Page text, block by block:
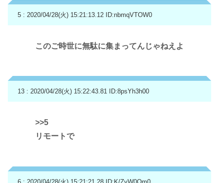
5 : 2020/04/28(火) 15:21:13.12 ID:nbmqVTOW0
このご時世に無駄に集まってんじゃねえよ
13 : 2020/04/28(火) 15:22:43.81 ID:8psYh3h00
>>5
リモートで